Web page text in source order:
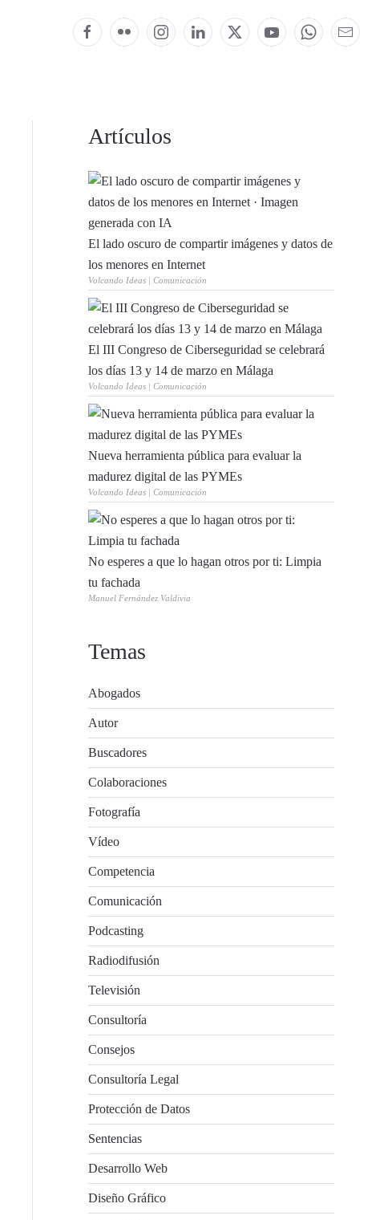
Artículos
El lado oscuro de compartir imágenes y datos de
los menores en Internet
Volcando Ideas | Comunicación
El III Congreso de Ciberseguridad se celebrará
los días 13 y 14 de marzo en Málaga
Volcando Ideas | Comunicación
Nueva herramienta pública para evaluar la
madurez digital de las PYMEs
Volcando Ideas | Comunicación
No esperes a que lo hagan otros por ti: Limpia
tu fachada
Manuel Fernández Valdivia
Temas
Abogados
Autor
Buscadores
Colaboraciones
Fotografía
Vídeo
Competencia
Comunicación
Podcasting
Radiodifusión
Televisión
Consultoría
Consejos
Consultoría Legal
Protección de Datos
Sentencias
Desarrollo Web
Diseño Gráfico